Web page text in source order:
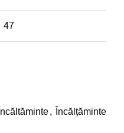
47
Încăltăminte,
Încălțăminte